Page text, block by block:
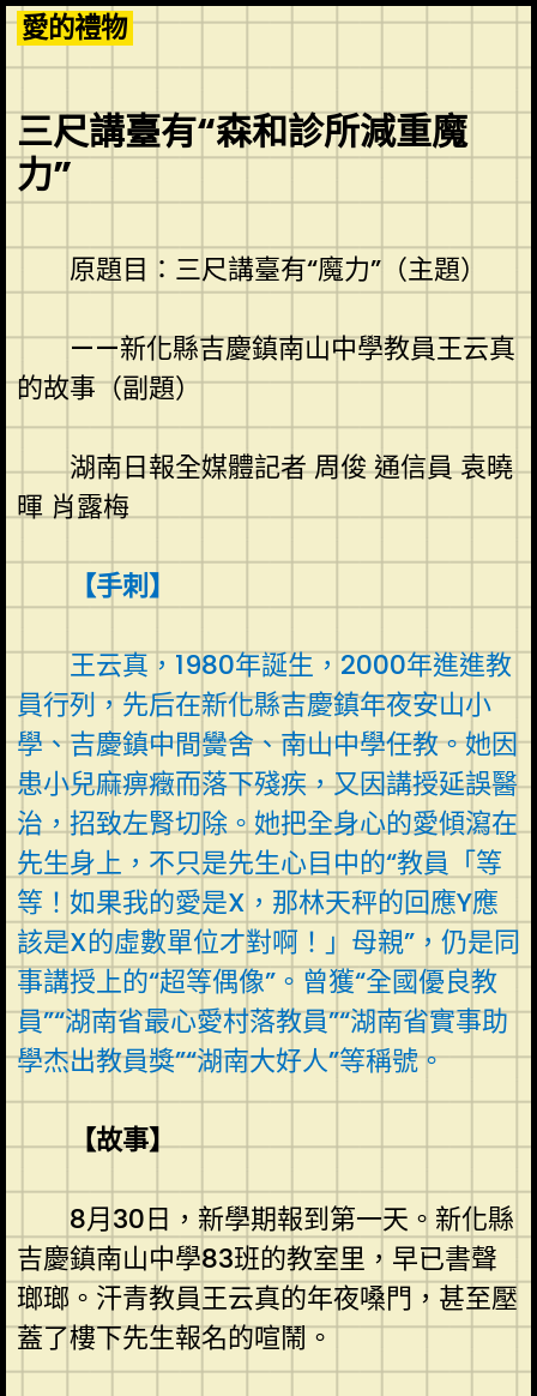
Skip
to
content
愛的禮物
三尺講臺有“森和診所減重魔
力”
原題目：三尺講臺有“魔力”（主題）
——新化縣吉慶鎮南山中學教員王云真
的故事（副題）
湖南日報全媒體記者 周俊 通信員 袁曉
暉 肖露梅
【手刺】
王云真，1980年誕生，2000年進進教
員行列，先后在新化縣吉慶鎮年夜安山小
學、吉慶鎮中間黌舍、南山中學任教。她因
患小兒麻痹癥而落下殘疾，又因講授延誤醫
治，招致左腎切除。她把全身心的愛傾瀉在
先生身上，不只是先生心目中的“教員「等
等！如果我的愛是X，那林天秤的回應Y應
該是X的虛數單位才對啊！」母親”，仍是同
事講授上的“超等偶像”。曾獲“全國優良教
員”“湖南省最心愛村落教員”“湖南省實事助
學杰出教員獎”“湖南大好人”等稱號。
【故事】
8月30日，新學期報到第一天。新化縣
吉慶鎮南山中學83班的教室里，早已書聲
瑯瑯。汗青教員王云真的年夜嗓門，甚至壓
蓋了樓下先生報名的喧鬧。